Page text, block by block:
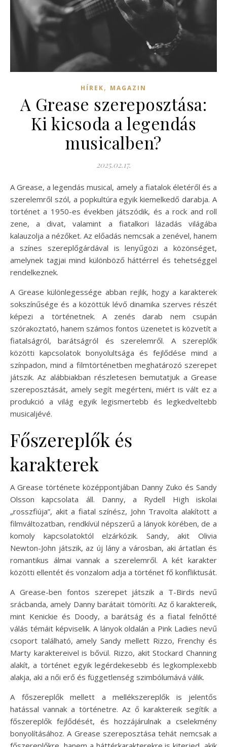
HÍREK, MAGAZIN
A Grease szereposztása:
Ki kicsoda a legendás
musicalben?
2025.02.17.
A Grease, a legendás musical, amely a fiatalok életéről és a
szerelemről szól, a popkultúra egyik kiemelkedő darabja. A
történet a 1950-es években játszódik, és a rock and roll
zene, a divat, valamint a fiatalkori lázadás világába
kalauzolja a nézőket. Az előadás nemcsak a zenével, hanem
a színes szereplőgárdával is lenyűgözi a közönséget,
amelynek tagjai mind különböző háttérrel és tehetséggel
rendelkeznek.
A Grease különlegessége abban rejlik, hogy a karakterek
sokszínűsége és a közöttük lévő dinamika szerves részét
képezi a történetnek. A zenés darab nem csupán
szórakoztató, hanem számos fontos üzenetet is közvetít a
fiatalságról, barátságról és szerelemről. A szereplők
közötti kapcsolatok bonyolultsága és fejlődése mind a
színpadon, mind a filmtörténetben meghatározó szerepet
játszik. Az alábbiakban részletesen bemutatjuk a Grease
szereposztását, amely segít megérteni, miért is vált ez a
produkció a világ egyik legismertebb és legkedveltebb
musicaljévé.
Főszereplők és
karakterek
A Grease története középpontjában Danny Zuko és Sandy
Olsson kapcsolata áll. Danny, a Rydell High iskolai
„rosszfiúja”, akit a fiatal színész, John Travolta alakított a
filmváltozatban, rendkívül népszerű a lányok körében, de a
komoly kapcsolatoktól elzárkózik. Sandy, akit Olivia
Newton-John játszik, az új lány a városban, aki ártatlan és
romantikus álmai vannak a szerelemről. A két karakter
közötti ellentét és vonzalom adja a történet fő konfliktusát.
A Grease-ben fontos szerepet játszik a T-Birds nevű
srácbanda, amely Danny barátait tömöríti. Az ő karaktereik,
mint Kenickie és Doody, a barátság és a fiatal felnőtté
válás témáit képviselik. A lányok oldalán a Pink Ladies nevű
csoport található, amely Sandy mellett Rizzo, Frenchy és
Marty karaktereivel is bővül. Rizzo, akit Stockard Channing
alakít, a történet egyik legérdekesebb és legkomplexebb
alakja, aki a női erő és függetlenség szimbólumává válik.
A főszereplők mellett a mellékszereplők is jelentős
hatással vannak a történetre. Az ő karaktereik segítik a
főszereplők fejlődését, és hozzájárulnak a cselekmény
bonyolításához. A Grease szereposztása tehát nemcsak a